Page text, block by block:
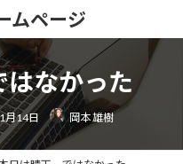
ムページ
なかった
月14日 岡本 雄樹